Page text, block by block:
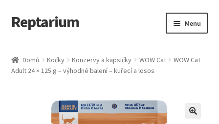
Přeskočit
na
Přejít
k
webu
Reptarium Menu
Košík
Malá zvířata — Klece, krmivo, vybavení
Domů Kočky Konzervy a kapsičky WOW Cat
WOW Cat
Adult 24 × 125 g – výhodné balení – kuřecí a losos